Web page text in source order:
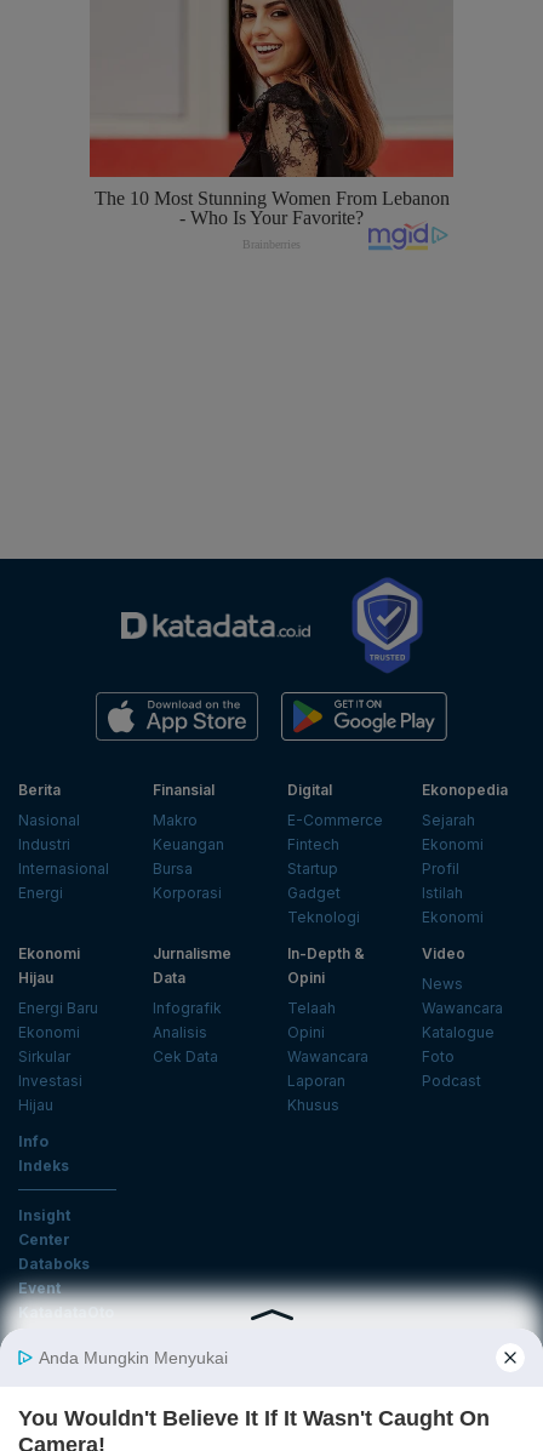
Berita
Nasional
Industri
Internasional
Energi
Finansial
Makro
Keuangan
Bursa
Korporasi
Digital
E-Commerce
Fintech
Startup
Gadget
Teknologi
Ekonopedia
Sejarah
Ekonomi
Profil
Istilah
Ekonomi
Ekonomi
Hijau
Energi Baru
Ekonomi
Sirkular
Investasi
Hijau
Jurnalisme
Data
Infografik
Analisis
Cek Data
In-Depth &
Opini
Telaah
Opini
Wawancara
Laporan
Khusus
Video
News
Wawancara
Katalogue
Foto
Podcast
Info
Indeks
Insight
Center
Databoks
Event
KatadataOto
Email
Daftar